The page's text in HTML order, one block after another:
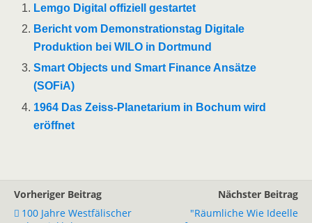
Lemgo Digital offiziell gestartet
Bericht vom Demonstrationstag Digitale
Produktion bei WILO in Dortmund
Smart Objects und Smart Finance Ansätze
(SOFiA)
1964 Das Zeiss-Planetarium in Bochum wird
eröffnet
Vorheriger Beitrag
100 Jahre Westfälischer
Nächster Beitrag
"Räumliche Wie Ideelle